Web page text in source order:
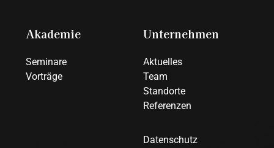
Akademie
Seminare
Vorträge
Unternehmen
Aktuelles
Team
Standorte
Referenzen
Datenschutz